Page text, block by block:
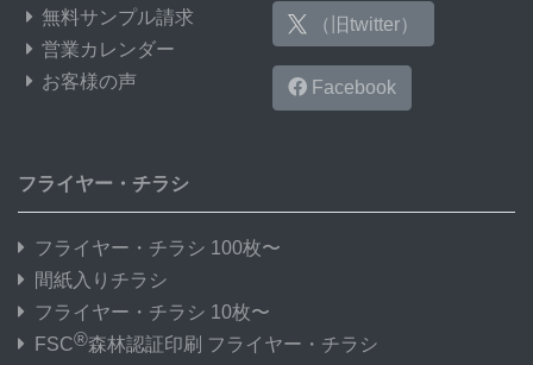
無料サンプル請求
営業カレンダー
お客様の声
（旧twitter）
Facebook
フライヤー・チラシ
フライヤー・チラシ 100枚〜
間紙入りチラシ
フライヤー・チラシ 10枚〜
FSC®森林認証印刷 フライヤー・チラシ